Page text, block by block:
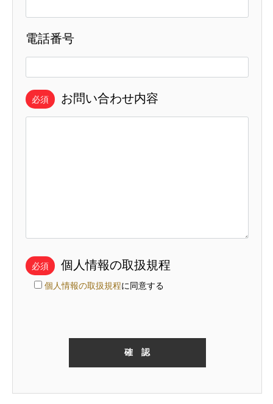
電話番号
必須 お問い合わせ内容
必須 個人情報の取扱規程
個人情報の取扱規程に同意する